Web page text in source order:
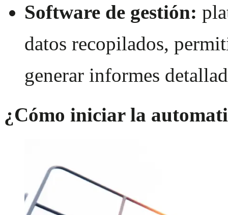
Software de gestión:
datos recopilados,
generar informes
¿Cómo iniciar la